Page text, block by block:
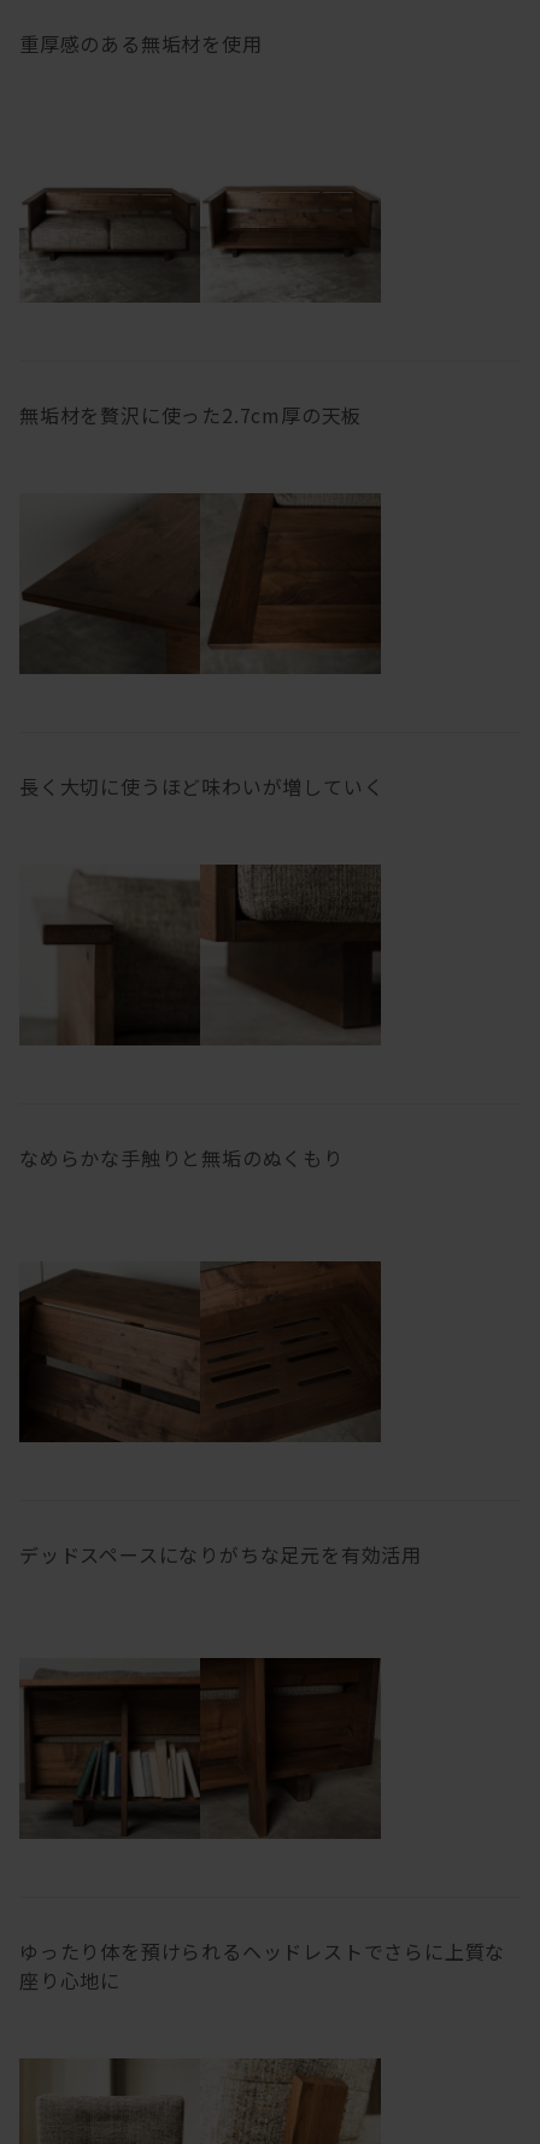
重厚感のある無垢材を使用
無垢材を贅沢に使った2.7cm厚の天板
長く大切に使うほど味わいが増していく
なめらかな手触りと無垢のぬくもり
デッドスペースになりがちな足元を有効活用
ゆったり体を預けられるヘッドレストでさらに上質な
座り心地に